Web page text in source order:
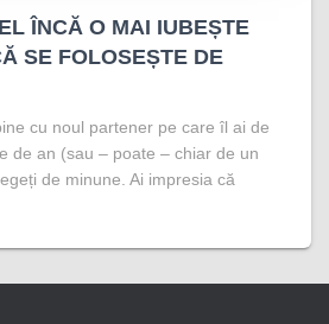
ÎNCĂ O MAI IUBEȘTE
SE FOLOSEȘTE DE
cu noul partener pe care îl ai de
de an (sau – poate – chiar de un
de minune. Ai impresia că